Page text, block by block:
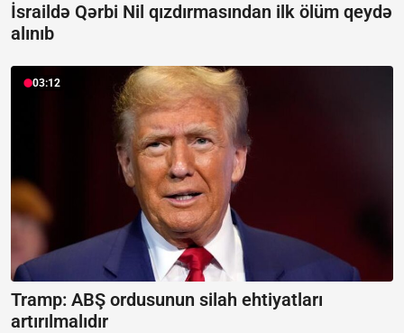
İsraildə Qərbi Nil qızdırmasından ilk ölüm qeydə
alınıb
03:12
Tramp: ABŞ ordusunun silah ehtiyatları
artırılmalıdır